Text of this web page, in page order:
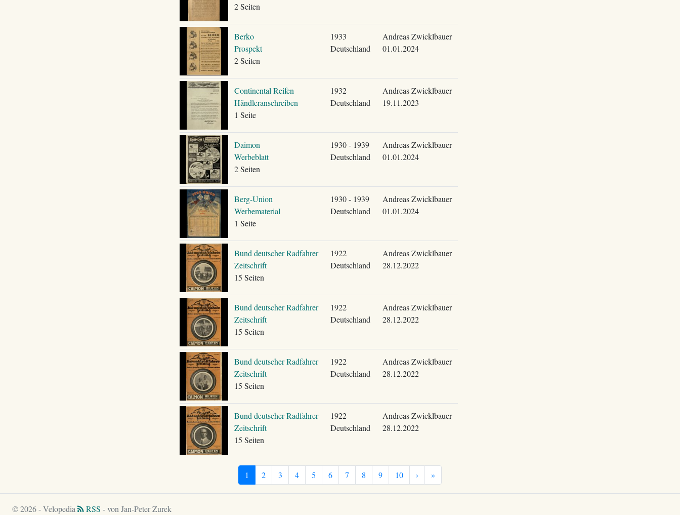
2 Seiten
Berko
Prospekt
2 Seiten
1933
Deutschland
Andreas Zwicklbauer
01.01.2024
Continental Reifen
Händleranschreiben
1 Seite
1932
Deutschland
Andreas Zwicklbauer
19.11.2023
Daimon
Werbeblatt
2 Seiten
1930 - 1939
Deutschland
Andreas Zwicklbauer
01.01.2024
Berg-Union
Werbematerial
1 Seite
1930 - 1939
Deutschland
Andreas Zwicklbauer
01.01.2024
Bund deutscher Radfahrer
Zeitschrift
15 Seiten
1922
Deutschland
Andreas Zwicklbauer
28.12.2022
Bund deutscher Radfahrer
Zeitschrift
15 Seiten
1922
Deutschland
Andreas Zwicklbauer
28.12.2022
Bund deutscher Radfahrer
Zeitschrift
15 Seiten
1922
Deutschland
Andreas Zwicklbauer
28.12.2022
Bund deutscher Radfahrer
Zeitschrift
15 Seiten
1922
Deutschland
Andreas Zwicklbauer
28.12.2022
1 2 3 4 5 6 7 8 9 10 › »
© 2026 - Velopedia RSS - von Jan-Peter Zurek